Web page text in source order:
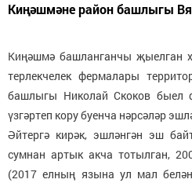
Киңәшмәне район башлыгы
Киңәшмә башланганчы җыелган
терлекчелек фермалары
башлыгы Николай Скоков быел
үзгәртеп кору буенча нәрсәләр
Әйтергә кирәк, эшләнгән эш
сумнан артык акча тотылган,
(2017 елның язына ул мал белән